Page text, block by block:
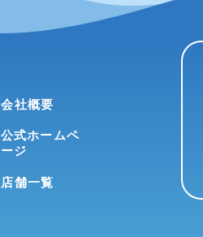
会社概要
公式ホームペ
ージ
店舗一覧